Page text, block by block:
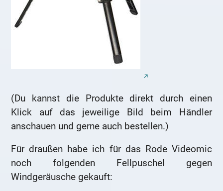
(Du kannst die Produkte direkt durch einen
Klick auf das jeweilige Bild beim Händler
anschauen und gerne auch bestellen.)
Für draußen habe ich für das Rode Videomic
noch folgenden Fellpuschel gegen
Windgeräusche gekauft: